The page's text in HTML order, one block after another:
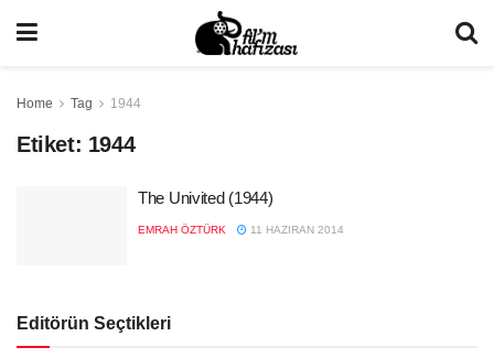
Home Tag 1944
Etiket: 1944
The Univited (1944)
EMRAH ÖZTÜRK 11 HAZIRAN 2014
Editörün Seçtikleri